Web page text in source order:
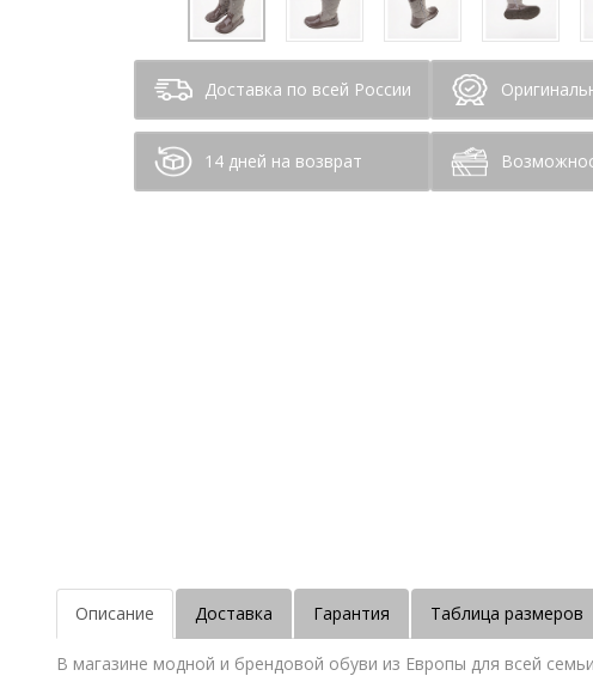
Доставка по всей России
14 дней на возврат
Описание Доставка Гарантия Таблица размеров
В магазине модной и брендовой обуви из Европы для всей